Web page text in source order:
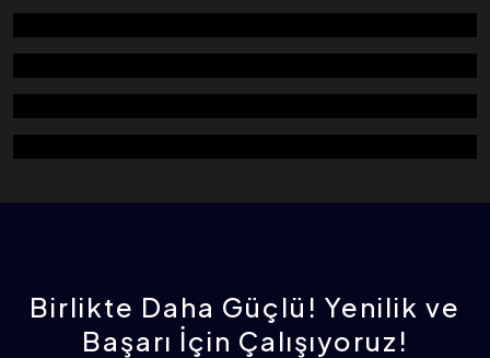
KÜÇÜK BASINÇ FİLİTRESİ (YUVARLAK)
KÜÇÜK BASINÇ FİLİTRESİ (KARE)
DOZAJLAMA VANASI
ROTOFLOW (SILO BOŞALTICI)
Birlikte Daha Güçlü! Yenilik ve
Başarı İçin Çalışıyoruz!